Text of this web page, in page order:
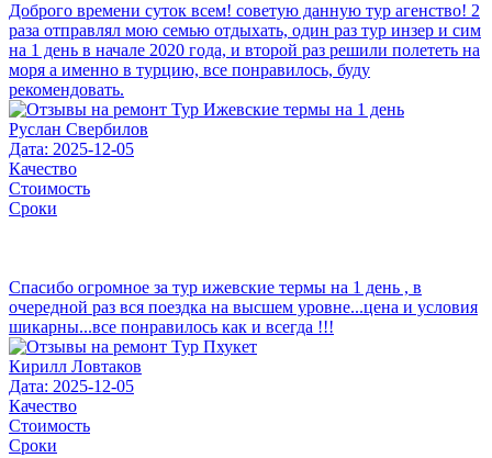
Доброго времени суток всем! советую данную тур агенство! 2
раза отправлял мою семью отдыхать, один раз тур инзер и сим
на 1 день в начале 2020 года, и второй раз решили полететь на
моря а именно в турцию, все понравилось, буду
рекомендовать.
Руслан Свербилов
Дата: 2025-12-05
Качество
Стоимость
Сроки
Спасибо огромное за тур ижевские термы на 1 день , в
очередной раз вся поездка на высшем уровне...цена и условия
шикарны...все понравилось как и всегда !!!
Кирилл Ловтаков
Дата: 2025-12-05
Качество
Стоимость
Сроки